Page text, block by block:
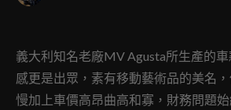
義大利知名老廠MV Agusta所生產的
感更是出眾，素有移動藝術品的美名
慢加上車價高昂曲高和寡，財務問題始